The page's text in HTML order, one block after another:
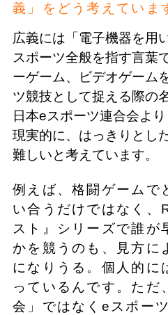
義」をどう考えていま
広義には「電子機器を用
スポーツ全般を指す言葉
ーゲーム、ビデオゲーム
ツ競技として捉える際の
日本eスポーツ連合会よ
現実的に、はっきりとし
難しいと考えています。
例えば、格闘ゲームで
い合うだけではなく、
スト』シリーズで誰が
かを競うのも、見方に
になりうる。個人的に
っているんです。ただ
会」ではなくeスポー